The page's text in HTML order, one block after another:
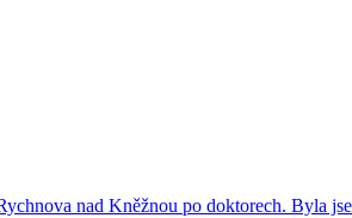
nad Kněžnou po doktorech. Byla